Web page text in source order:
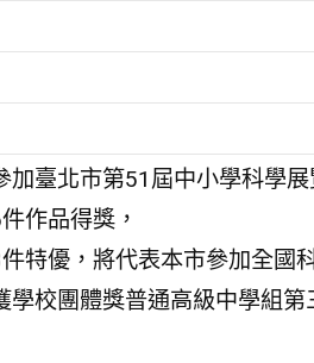
加臺北市第51屆中小學科學展
作品得獎，
特優，將代表本市參加全國
學校團體獎普通高級中學組第